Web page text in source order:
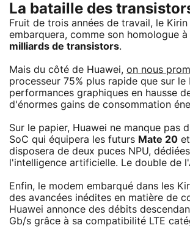
La bataille des
Fruit de trois années de travail, le Kirin
embarquera, comme son homologue à
milliards de transistors.
Mais du côté de Huawei, on nous
processeur 75% plus rapide que sur le
performances graphiques en hausse
d'énormes gains de consommation
Sur le papier, Huawei ne manque pas
SoC qui équipera les futurs Mate 20 et
disposera de deux puces NPU,
l'intelligence artificielle. Le double de
Enfin, le modem embarqué dans les
des avancées inédites en matière de
Huawei annonce des débits
Gb/s grâce à sa compatibilité LTE